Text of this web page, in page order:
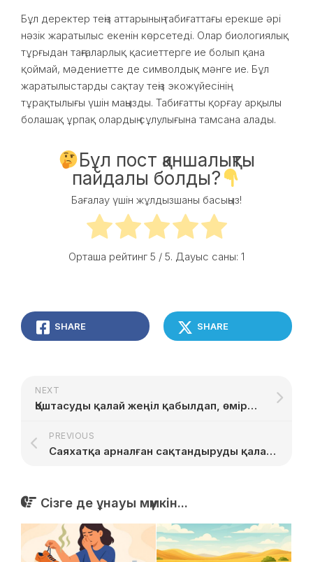
Бұл деректер теңіз аттарының табиғаттағы ерекше әрі
нәзік жаратылыс екенін көрсетеді. Олар биологиялық
тұрғыдан таңғаларлық қасиеттерге ие болып қана
қоймай, мәдениетте де символдық мәнге ие. Бұл
жаратылыстарды сақтау теңіз экожүйесінің
тұрақтылығы үшін маңызды. Табиғатты қорғау арқылы
болашақ ұрпақ олардың сұлулығына тамсана алады.
Бұл пост қаншалықты
пайдалы болды?
Бағалау үшін жұлдызшаны басыңыз!
Орташа рейтинг 5 / 5. Дауыс саны: 1
SHARE SHARE
NEXT
Қоштасуды қалай жеңіл қабылдап, өмірді жалғастыру керек
PREVIOUS
Саяхатқа арналған сақтандыруды қалай дұрыс таңдау керек
Сізге де ұнауы мүмкін...